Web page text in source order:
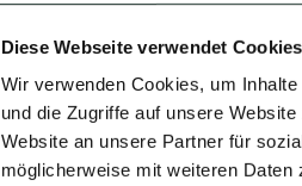
Diese Webseite verwendet Cookies
Wir verwenden Cookies, um
und die Zugriffe auf unsere
Website an unsere Partner für
möglicherweise mit weiteren